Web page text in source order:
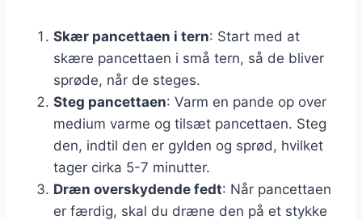
Skær pancettaen i tern: Start med at
skære pancettaen i små tern, så de bliver
sprøde, når de steges.
Steg pancettaen: Varm en pande op over
medium varme og tilsæt pancettaen. Steg
den, indtil den er gylden og sprød, hvilket
tager cirka 5-7 minutter.
Dræn overskydende fedt: Når pancettaen
er færdig, skal du dræne den på et stykke